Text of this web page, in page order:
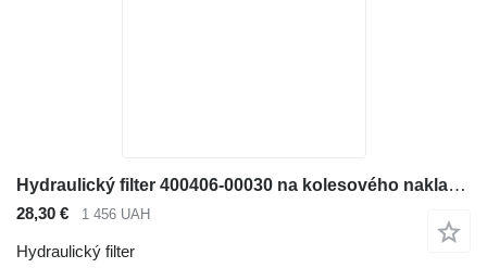
Hydraulický filter 400406-00030 na kolesového nakladača Doosan SD300N
28,30 € 1 456 UAH
Hydraulický filter